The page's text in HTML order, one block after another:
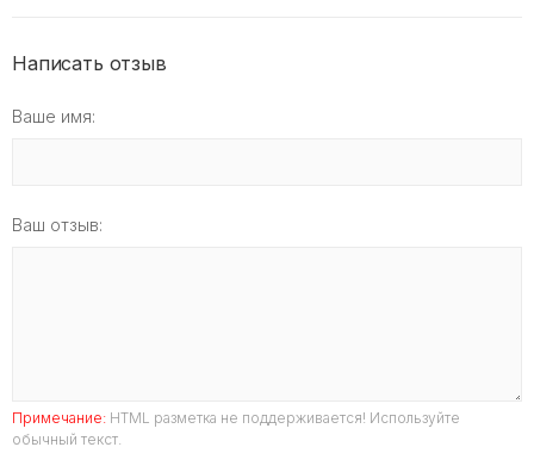
Написать отзыв
Ваше имя:
Ваш отзыв:
Примечание: HTML разметка не поддерживается! Используйте
обычный текст.